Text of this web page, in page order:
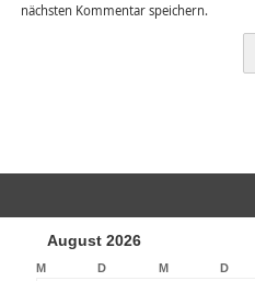
nächsten Kommentar speichern.
August 2026
M D M D